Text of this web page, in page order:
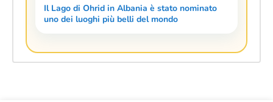
Il Lago di Ohrid in Albania è stato nominato
uno dei luoghi più belli del mondo